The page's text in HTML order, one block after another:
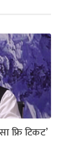
फ्रि टिकट’